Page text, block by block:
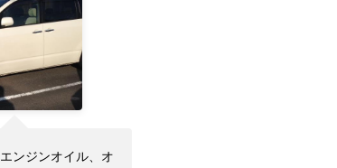
エンジンオイル、オ